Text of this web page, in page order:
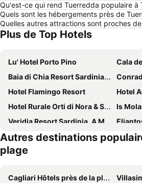
Qu'est-ce qui rend Tuerredda populaire à
Quels sont les hébergements près de
Quelles autres attractions sont proches
Plus de Top Hotels
Lu' Hotel Porto Pino
Cala
Baia di Chia Resort Sardinia, Curio Collection by Hilton
Hotel Flamingo Resort
Hotel
Hotel Rurale Orti di Nora & SPA
Is
Veridia Resort Sardinia, A Member Of Radisson Individuals
Hotel Mare Pineta
Hotel Costa dei Fiori
Hotel Jasmine
Autres destinations
plage
Cagliari Hôtels près de la plage